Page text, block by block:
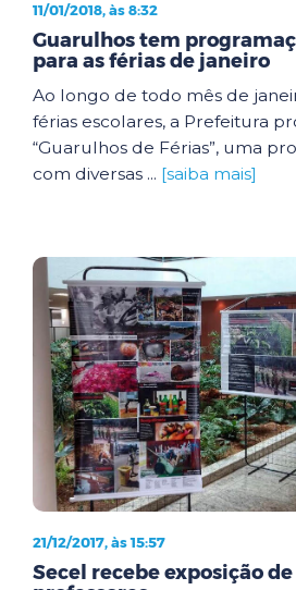
11/01/2018, às 8:32
Guarulhos tem
para as férias de janeiro
Ao longo de todo mês de
férias escolares, a Prefeitura
“Guarulhos de Férias”, uma
com diversas ... [saiba mais]
21/12/2017, às 15:57
Secel recebe exposição